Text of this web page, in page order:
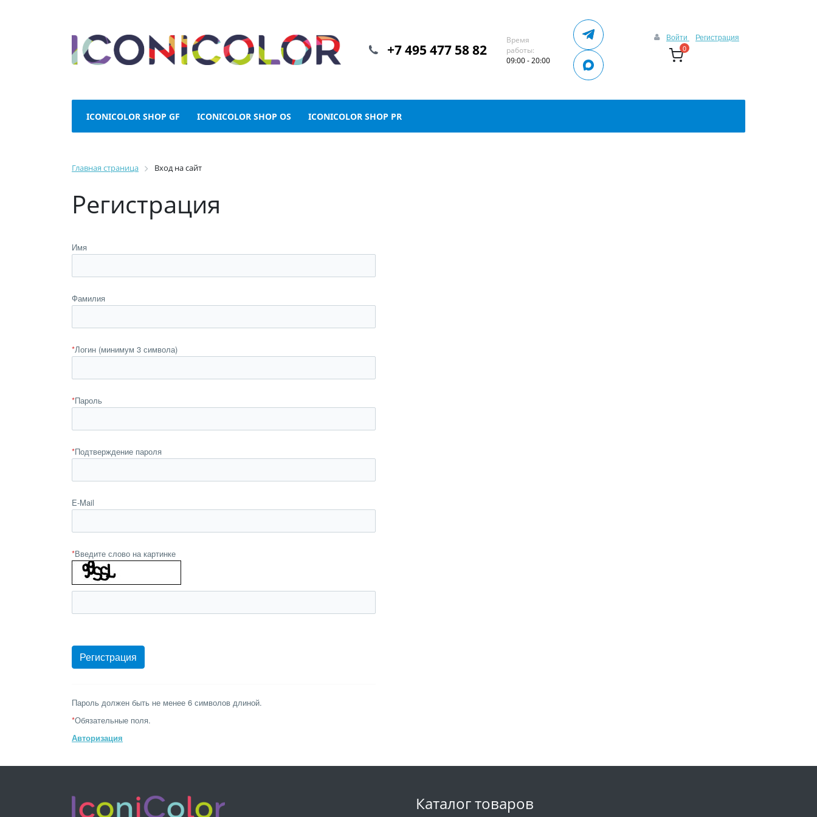
Войти Регистрация
0
+7 495 477 58 82
Время
работы:
09:00 - 20:00
ICONICOLOR SHOP GF ICONICOLOR SHOP OS ICONICOLOR SHOP PR
Главная страница Вход на сайт
Регистрация
Имя
Фамилия
*Логин (минимум 3 символа)
*Пароль
*Подтверждение пароля
E-Mail
*Введите слово на картинке
Пароль должен быть не менее 6 символов длиной.
*Обязательные поля.
Авторизация
Каталог товаров